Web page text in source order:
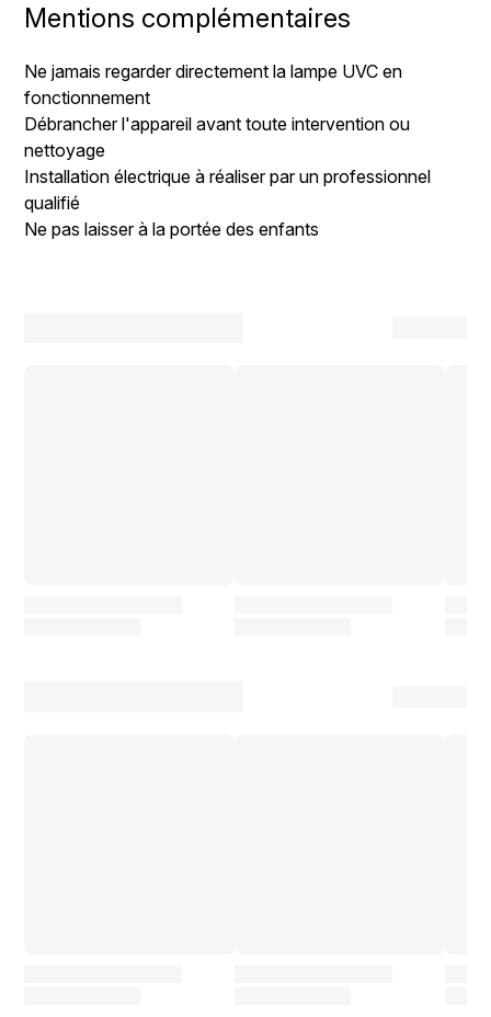
Mentions complémentaires
Ne jamais regarder directement la lampe UVC en
fonctionnement
Débrancher l'appareil avant toute intervention ou
nettoyage
Installation électrique à réaliser par un professionnel
qualifié
Ne pas laisser à la portée des enfants